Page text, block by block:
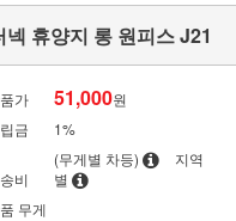
휴양지 롱 원피스 J21
가 51,000원
금
1%
비
(무게별 차등)
지역
별
무게